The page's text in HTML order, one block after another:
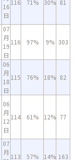
16
日
116 71% 30% 81
07
月
19
日
116 97% 9% 303
06
月
18
日
115 76% 18% 82
06
月
12
日
114 61% 12% 77
07
月
113 57% 14% 163